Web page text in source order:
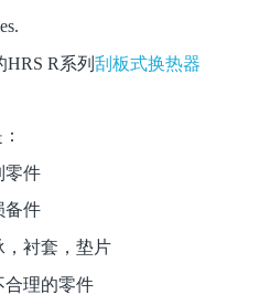
HRS R系列 刮板式换热器
零件
备件
，衬套，垫片
合理的零件